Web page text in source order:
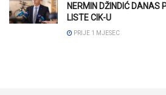
NERMIN DŽINDIĆ DANAS
LISTE CIK-U
PRIJE 1 MJESEC